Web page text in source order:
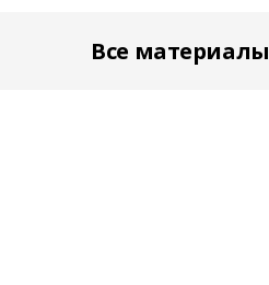
Все материалы